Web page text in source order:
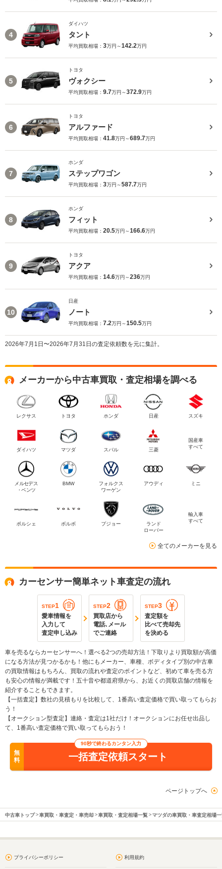
4
ダイハツ
タント
平均買取相場： 3万円～142.2万円
5
トヨタ
ヴォクシー
平均買取相場： 9.7万円～372.9万円
6
トヨタ
アルファード
平均買取相場： 41.8万円～689.7万円
7
ホンダ
ステップワゴン
平均買取相場： 3万円～587.7万円
8
ホンダ
フィット
平均買取相場： 20.5万円～166.6万円
9
トヨタ
アクア
平均買取相場： 14.6万円～236万円
10
日産
ノート
平均買取相場： 7.2万円～150.5万円
2026年7月1日〜2026年7月31日の査定依頼数を元に集計。
メーカーから中古車買取・査定相場を調べる
レクサス トヨタ ホンダ 日産 スズキ
ダイハツ マツダ スバル 三菱
国産車
すべて
メルセデス
・ベンツ
BMW
フォルクス
ワーゲン
アウディ ミニ
ポルシェ ボルボ プジョー
ランド
ローバー
輸入車
すべて
全てのメーカーを見る
カーセンサー簡単ネット車査定の流れ
STEP1
愛車情報を
入力して
査定申し込み
STEP2
買取店から
電話､メール
でご連絡
STEP3
査定額を
比べて売却先
を決める
車を売るならカーセンサーへ！選べる2つの売却方法！下取りより買取額が高価
になる方法が見つかるかも！他にもメーカー、車種、ボディタイプ別の中古車
の買取情報はもちろん、買取の流れや査定のポイントなど、初めて車を売る方
も安心の情報が満載です！五十音や都道府県から、お近くの買取店舗の情報を
紹介することもできます。
【一括査定】数社の見積もりを比較して、1番高い査定価格で買い取ってもらお
う！
【オークション型査定】連絡・査定は1社だけ！オークションにお任せ出品し
て、1番高い査定価格で買い取ってもらおう！
無
料
90秒で終わるカンタン入力
一括査定依頼スタート
ページトップへ
中古車トップ 車買取・車査定・車売却 車買取・査定相場一覧 マツダの車買取・車査定相場
プライバシーポリシー 利用規約